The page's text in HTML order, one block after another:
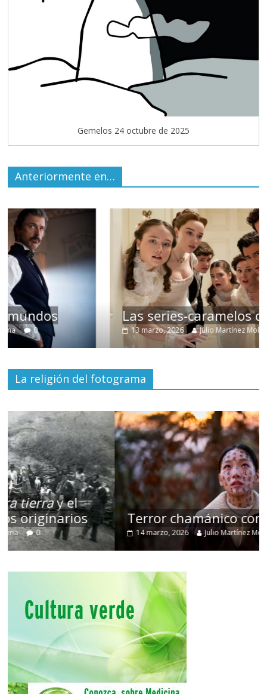
Gemelos 24 octubre de 2025
Anteriormente en…
Las series-caramelos de Shondaland
13 marzo, 2026 Julio Martínez Molina 0
La religión del fotograma
Terror chamánico coreano
14 marzo, 2026 Julio Martínez Molina 0